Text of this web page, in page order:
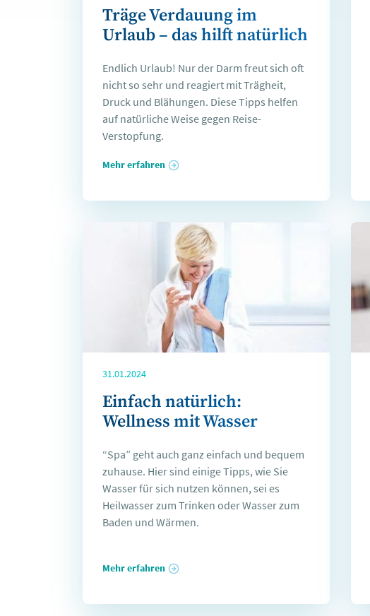
Träge Verdauung im
Urlaub – das hilft natürlich
Endlich Urlaub! Nur der Darm freut sich oft
nicht so sehr und reagiert mit Trägheit,
Druck und Blähungen. Diese Tipps helfen
auf natürliche Weise gegen Reise-
Verstopfung.
Mehr erfahren
31.01.2024
Einfach natürlich:
Wellness mit Wasser
“Spa” geht auch ganz einfach und bequem
zuhause. Hier sind einige Tipps, wie Sie
Wasser für sich nutzen können, sei es
Heilwasser zum Trinken oder Wasser zum
Baden und Wärmen.
Mehr erfahren